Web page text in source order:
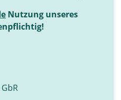
Nutzung unseres